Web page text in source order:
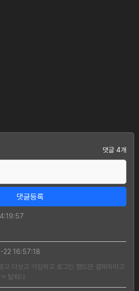
댓글 4개
댓글등록
16:57:18
고 다보고 가입하고 로그인 했드만 결제하라고
탈퇴다